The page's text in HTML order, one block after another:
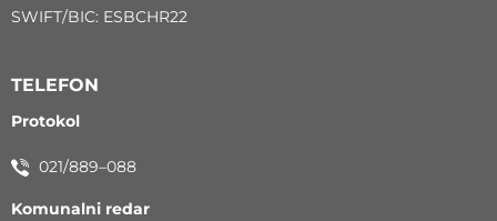
SWIFT/BIC: ESBCHR22
TELEFON
Protokol
021/889–088
Komunalni redar